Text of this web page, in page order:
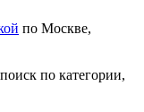
по Москве,
по категории,